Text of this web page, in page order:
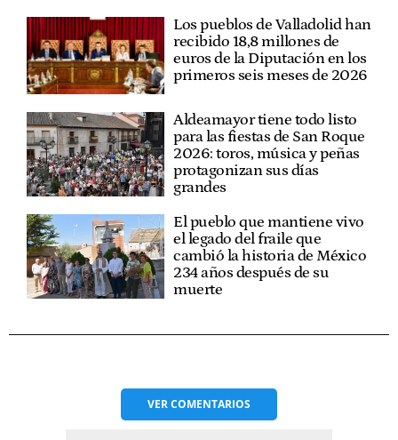
Los pueblos de Valladolid han
recibido 18,8 millones de
euros de la Diputación en los
primeros seis meses de 2026
Aldeamayor tiene todo listo
para las fiestas de San Roque
2026: toros, música y peñas
protagonizan sus días
grandes
El pueblo que mantiene vivo
el legado del fraile que
cambió la historia de México
234 años después de su
muerte
VERCOMENTARIOS